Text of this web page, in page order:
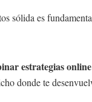
sólida es
estrategias
donde te